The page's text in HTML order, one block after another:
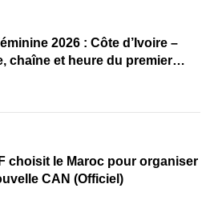
2026 : Côte d’Ivoire –
chaîne et heure du premier
choisit le Maroc pour organiser
CAN (Officiel)